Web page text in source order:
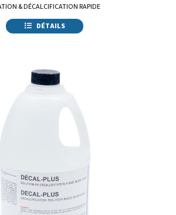
& DÉCALCIFICATION RAPIDE
DÉTAILS